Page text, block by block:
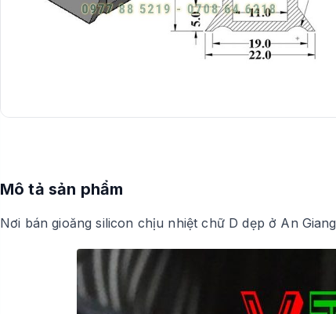
Mô tả sản phẩm
Nơi bán gioăng silicon chịu nhiệt chữ D dẹp ở An Giang